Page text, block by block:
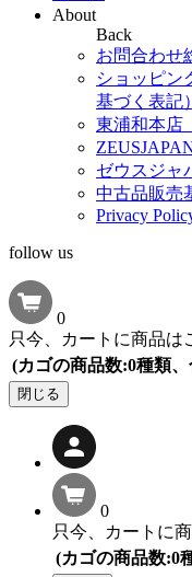
About
Back
お問合わせ
ショッピン
基づく表記）
東浦和本店
ゼウスジャ
中古品販売
Privacy
follow us
0
只今、カートに商品は
(カゴの商品数:0種類
閉じる
0
只今、カートに
(カゴの商品数:0